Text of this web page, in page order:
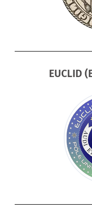
EUCLID